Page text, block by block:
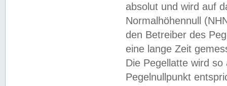
absolut und wird auf
Normalhöhennull
den Betreiber des
eine lange Zeit
Die Pegellatte wird
Pegelnullpunkt